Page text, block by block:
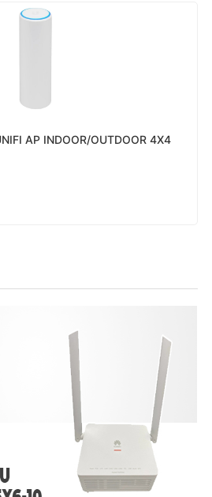
AP INDOOR/OUTDOOR 4X4